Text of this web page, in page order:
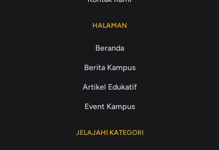
HALAMAN
Beranda
Berita Kampus
Artikel Edukatif
Event Kampus
JELAJAHI KATEGORI